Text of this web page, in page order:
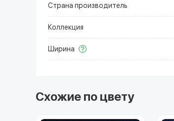
Страна производитель
Коллекция
Ширина
Схожие по цвету